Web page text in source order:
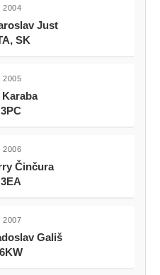
2004
Just
SK
2005
2006
Činčura
2007
Gališ